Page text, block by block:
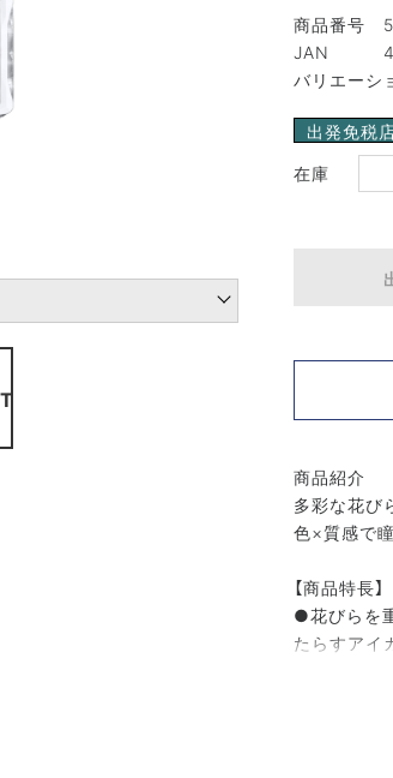
商品番号
JAN
バリエー
出発免税
在庫
商品紹介
多彩な花び
色×質感で
【商品特長】
●花びらを
たらすアイ
●ドレスフ